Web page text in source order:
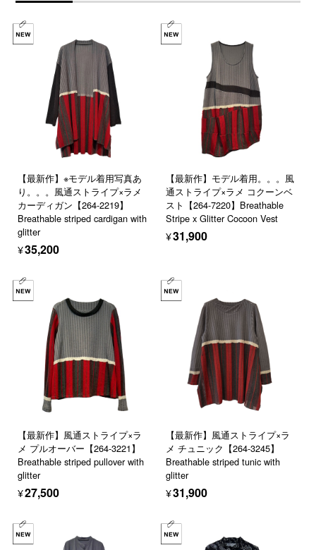
【最新作】※モデル着用写真あ
り。。。風通ストライプ×ラメ
カーディガン【264-2219】
Breathable striped cardigan with
glitter
¥35,200
【最新作】モデル着用。。。風
通ストライプ×ラメ コクーンベ
スト【264-7220】Breathable
Stripe x Glitter Cocoon Vest
¥31,900
【最新作】風通ストライプ×ラ
メ プルオーバー【264-3221】
Breathable striped pullover with
glitter
¥27,500
【最新作】風通ストライプ×ラ
メ チュニック【264-3245】
Breathable striped tunic with
glitter
¥31,900